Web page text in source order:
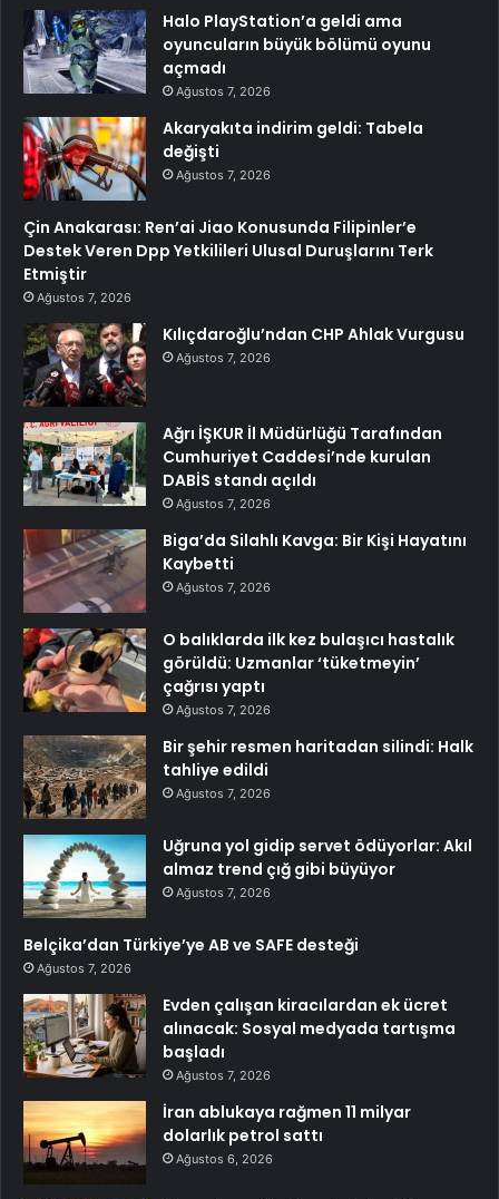
Halo PlayStation’a geldi ama
oyuncuların büyük bölümü oyunu
açmadı
Ağustos 7, 2026
Akaryakıta indirim geldi: Tabela
değişti
Ağustos 7, 2026
Çin Anakarası: Ren’ai Jiao Konusunda Filipinler’e
Destek Veren Dpp Yetkilileri Ulusal Duruşlarını Terk
Etmiştir
Ağustos 7, 2026
Kılıçdaroğlu’ndan CHP Ahlak Vurgusu
Ağustos 7, 2026
Ağrı İŞKUR İl Müdürlüğü Tarafından
Cumhuriyet Caddesi’nde kurulan
DABİS standı açıldı
Ağustos 7, 2026
Biga’da Silahlı Kavga: Bir Kişi Hayatını
Kaybetti
Ağustos 7, 2026
O balıklarda ilk kez bulaşıcı hastalık
görüldü: Uzmanlar ‘tüketmeyin’
çağrısı yaptı
Ağustos 7, 2026
Bir şehir resmen haritadan silindi: Halk
tahliye edildi
Ağustos 7, 2026
Uğruna yol gidip servet ödüyorlar: Akıl
almaz trend çığ gibi büyüyor
Ağustos 7, 2026
Belçika’dan Türkiye’ye AB ve SAFE desteği
Ağustos 7, 2026
Evden çalışan kiracılardan ek ücret
alınacak: Sosyal medyada tartışma
başladı
Ağustos 7, 2026
İran ablukaya rağmen 11 milyar
dolarlık petrol sattı
Ağustos 6, 2026